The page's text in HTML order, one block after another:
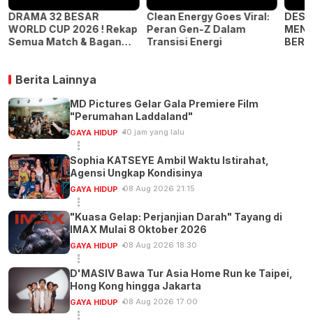
DRAMA 32 BESAR
WORLD CUP 2026 ! Rekap
Semua Match & Bagan
Clean Energy Goes Viral:
Peran Gen-Z Dalam
Transisi Energi
Berita Lainnya
MD Pictures Gelar Gala Premiere Film
"Perumahan Laddaland"
GAYA HIDUP 10 jam yang lalu
Sophia KATSEYE Ambil Waktu Istirahat,
Agensi Ungkap Kondisinya
GAYA HIDUP 08 Aug 2026 21:15
"Kuasa Gelap: Perjanjian Darah" Tayang di
IMAX Mulai 8 Oktober 2026
GAYA HIDUP 08 Aug 2026 18:30
D'MASIV Bawa Tur Asia Home Run ke Taipei,
Hong Kong hingga Jakarta
GAYA HIDUP 08 Aug 2026 17:00